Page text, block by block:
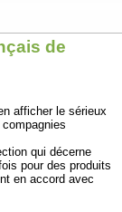
de
afficher le sérieux
qui décerne
pour des produits
en accord avec